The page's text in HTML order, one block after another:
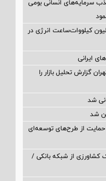
سرمایه‌های انسانی بومی
از ۲ میلیارد و ۴۶۹ میلیون کیلووات‌ساعت انرژی در
ایرانی
گزارش تحلیل بازار را
شد
از طرح‌های توسعه‌ای
کشاورزی از شبکه بانکی /